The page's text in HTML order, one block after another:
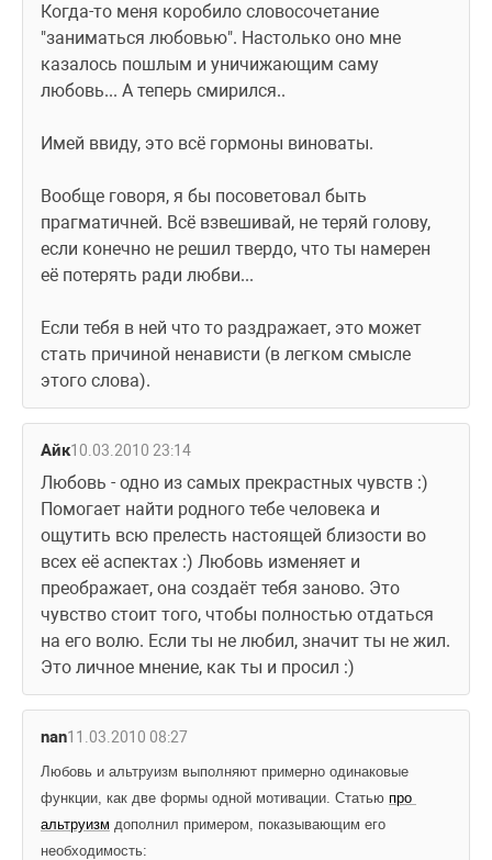
Когда-то меня коробило словосочетание
"заниматься любовью". Настолько оно мне
казалось пошлым и уничижающим саму
любовь... А теперь смирился..
Имей ввиду, это всё гормоны виноваты.
Вообще говоря, я бы посоветовал быть
прагматичней. Всё взвешивай, не теряй голову,
если конечно не решил твердо, что ты намерен
её потерять ради любви...
Если тебя в ней что то раздражает, это может
стать причиной ненависти (в легком смысле
этого слова).
Айк10.03.2010 23:14
Любовь - одно из самых прекрастных чувств :)
Помогает найти родного тебе человека и
ощутить всю прелесть настоящей близости во
всех её аспектах :) Любовь изменяет и
преображает, она создаёт тебя заново. Это
чувство стоит того, чтобы полностью отдаться
на его волю. Если ты не любил, значит ты не жил.
Это личное мнение, как ты и просил :)
nan11.03.2010 08:27
Любовь и альтруизм выполняют примерно одинаковые
функции, как две формы одной мотивации. Статью про
альтруизм дополнил примером, показывающим его
необходимость: